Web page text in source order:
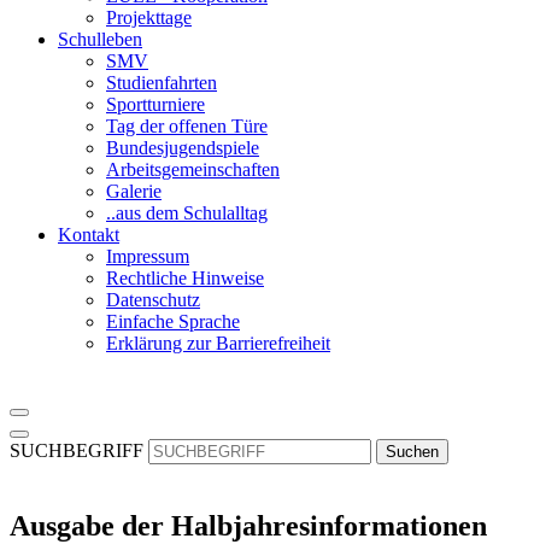
Projekttage
Schulleben
SMV
Studienfahrten
Sportturniere
Tag der offenen Türe
Bundesjugendspiele
Arbeitsgemeinschaften
Galerie
..aus dem Schulalltag
Kontakt
Impressum
Rechtliche Hinweise
Datenschutz
Einfache Sprache
Erklärung zur Barrierefreiheit
SUCHBEGRIFF Suchen
Ausgabe der Halbjahresinformationen